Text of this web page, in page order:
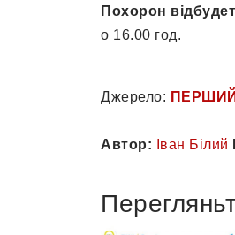
Похорон
о 16.00 год.
Джерело:
Автор: Іван Білий